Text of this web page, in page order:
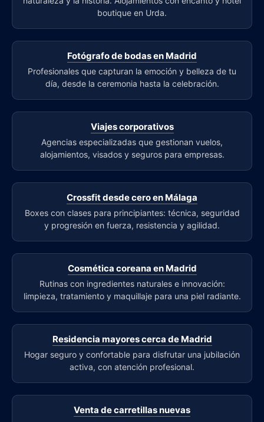
boutique en Urda.
Fotógrafo de bodas en Madrid
Profesionales que capturan la emoción y belleza de tu
día, desde la ceremonia hasta la celebración.
Viajes corporativos
Agencias especializadas que gestionan vuelos,
alojamientos, visados y seguros para empresas.
Crossfit desde cero en Málaga
Boxes con clases para principiantes: técnica, seguridad
y progresión en fuerza, resistencia y agilidad.
Cosmética coreana en Madrid
Rutinas con ingredientes naturales e innovación:
limpieza, tratamiento y maquillaje para una piel radiante.
Residencia mayores cerca de Madrid
Hogar seguro y confortable para disfrutar una jubilación
activa, con atención profesional.
Venta de carretillas nuevas